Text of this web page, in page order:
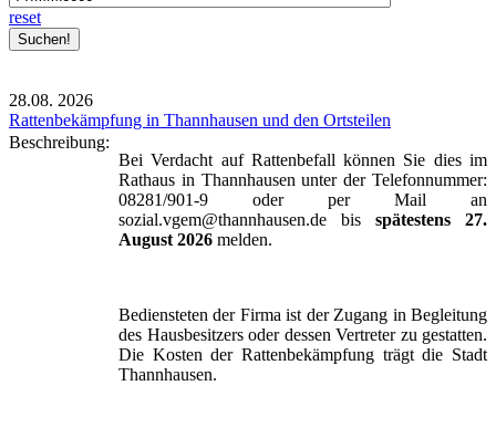
reset
28.08. 2026
Rattenbekämpfung in Thannhausen und den Ortsteilen
Beschreibung:
Bei Verdacht auf Rattenbefall können Sie dies im
Rathaus in Thannhausen unter der Telefonnummer:
08281/901-9 oder per Mail an
sozial.vgem@thannhausen.de bis spätestens 27.
August 2026 melden.
Bediensteten der Firma ist der Zugang in Begleitung
des Hausbesitzers oder dessen Vertreter zu gestatten.
Die Kosten der Rattenbekämpfung trägt die Stadt
Thannhausen.